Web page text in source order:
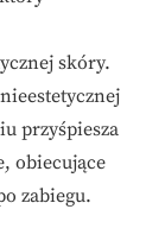
skóry.
przyśpiesza
obiecujące
zabiegu.